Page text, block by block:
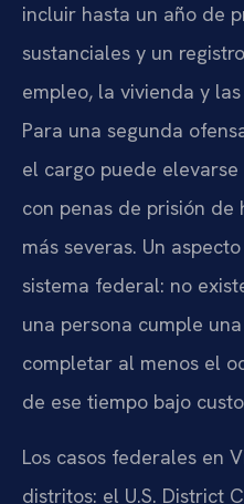
incluir hasta un año de
sustanciales y un
empleo, la vivienda y
Para una segunda
el cargo puede
con penas de prisión de
más severas. Un
sistema federal: no
una persona cumple
completar al menos el
de ese tiempo bajo
Los casos federales en
distritos: el U.S. District